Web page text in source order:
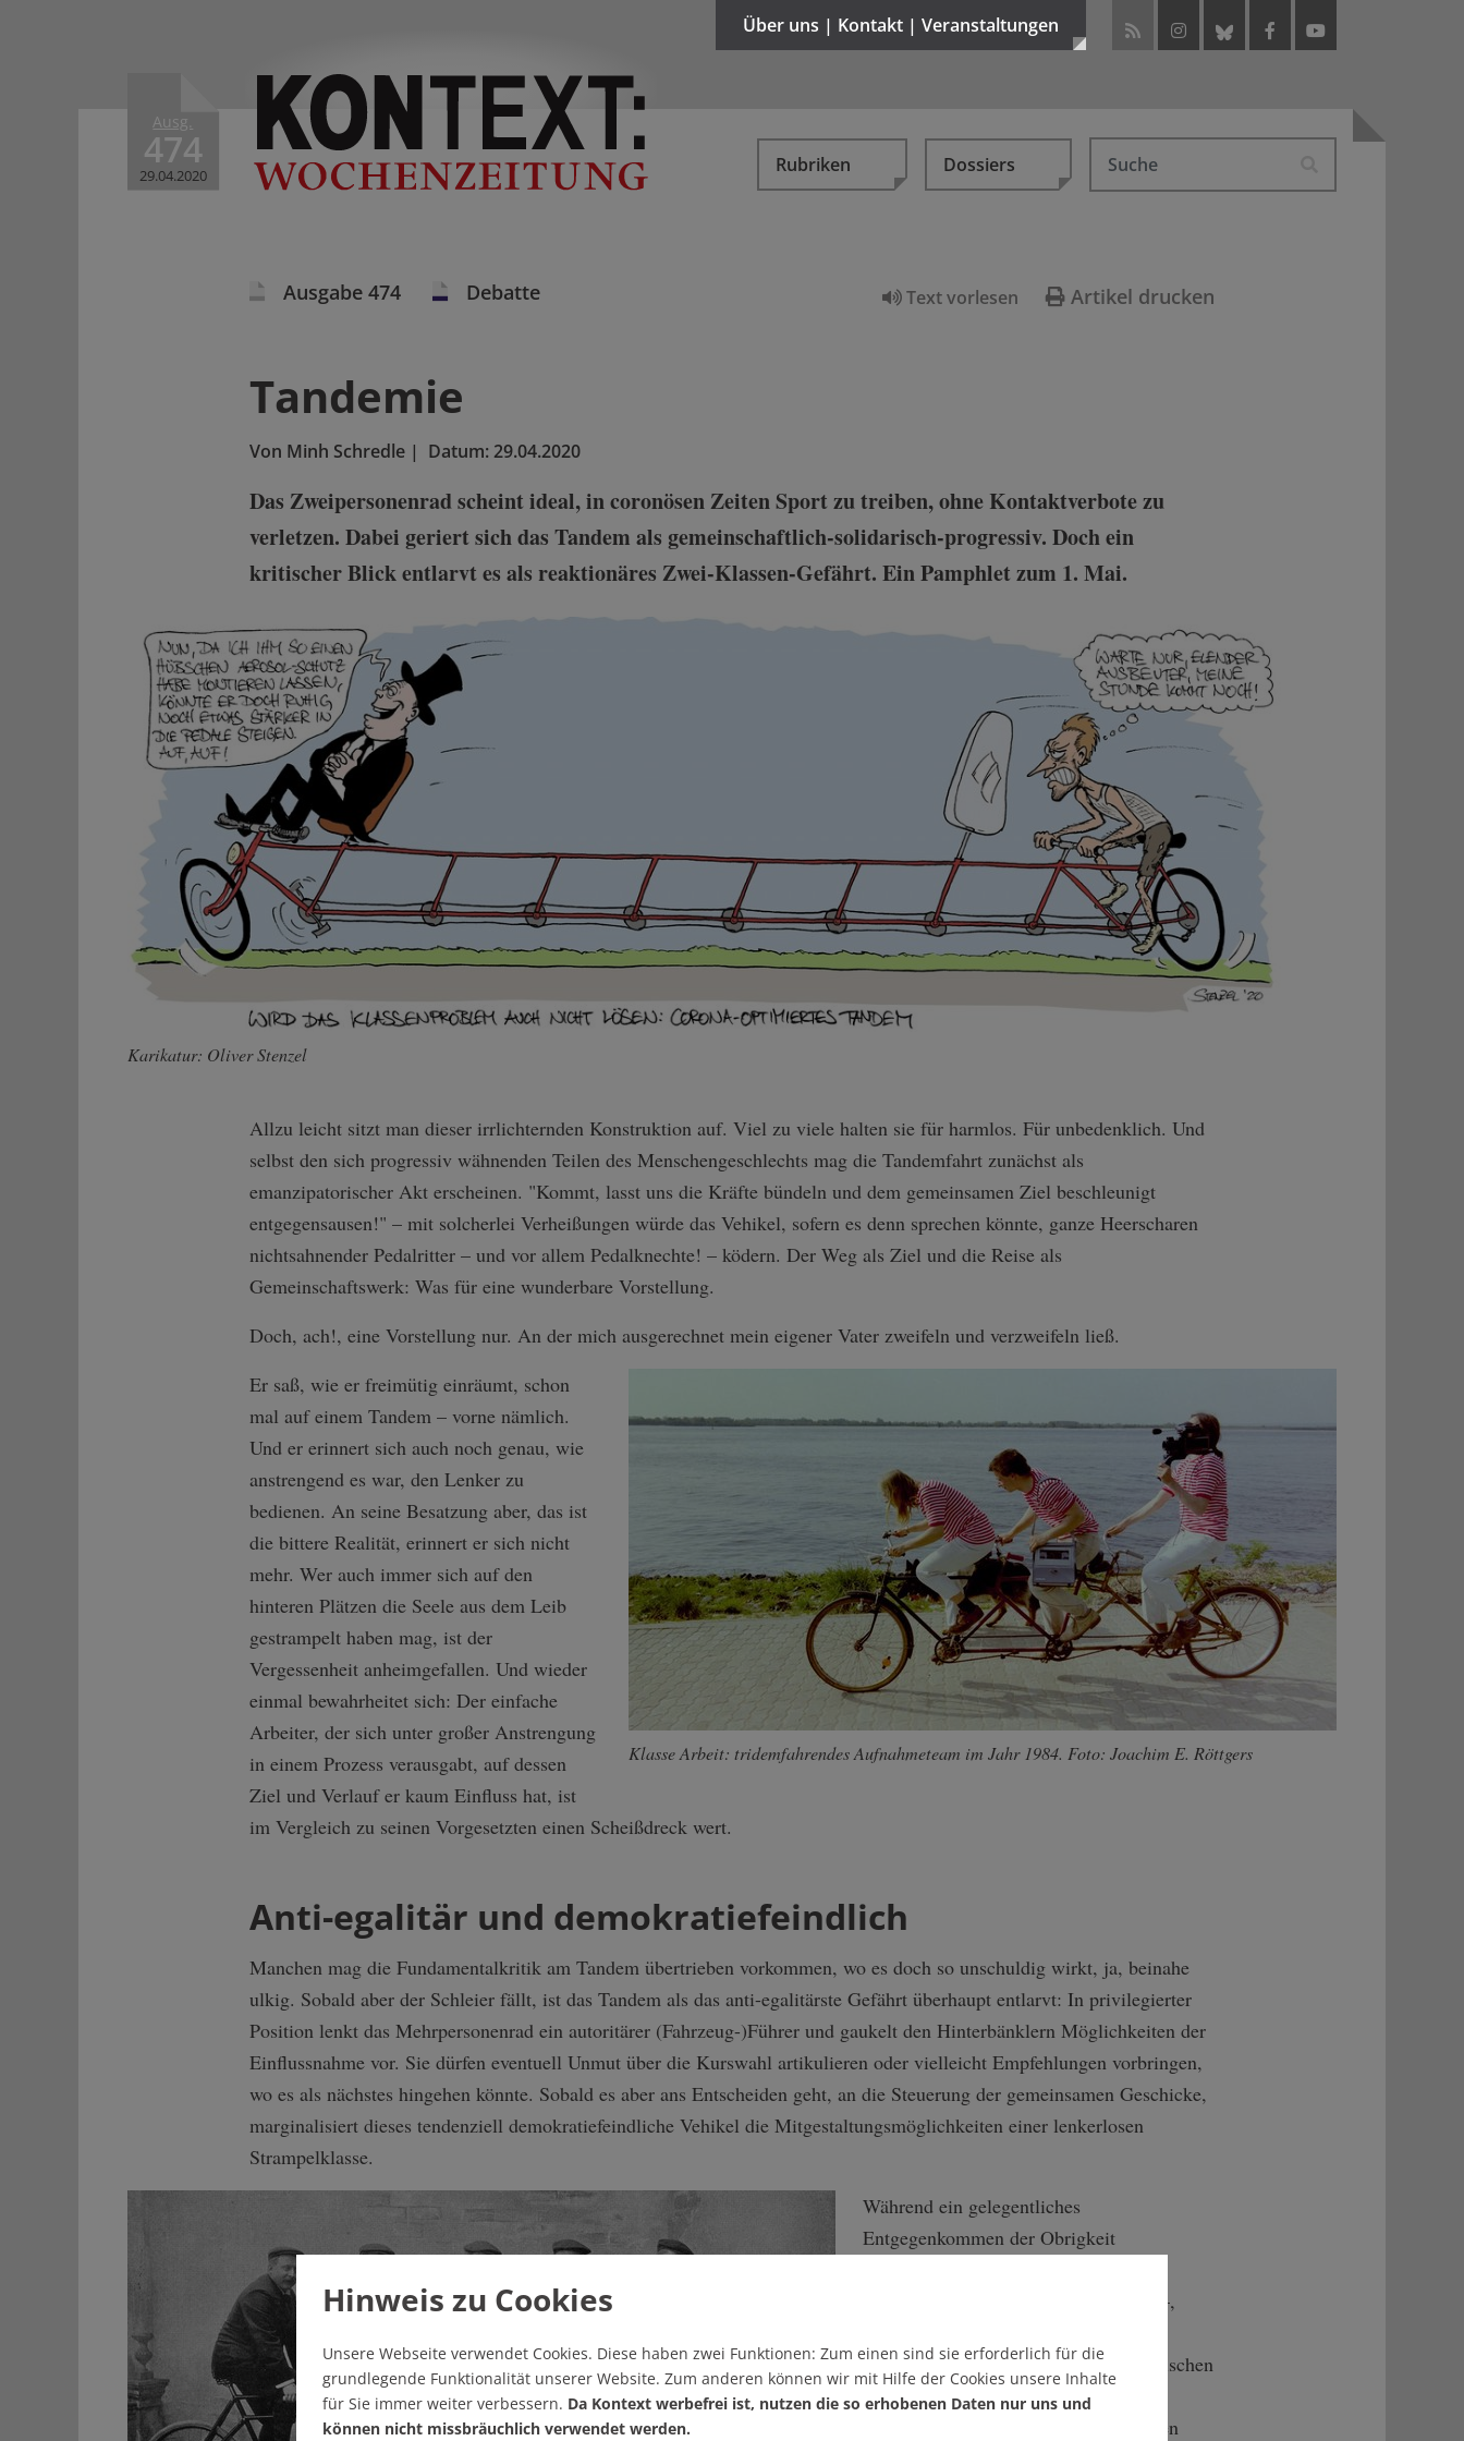
Ausg.
474
29.04.2020
Über uns | Kontakt | Veranstaltungen
Rubriken Dossiers
Text vorlesen Artikel drucken
Ausgabe 474 Debatte
Tandemie
Von Minh Schredle | Datum:29.04.2020
Das Zweipersonenrad scheint ideal, in coronösen Zeiten Sport zu treiben, ohne Kontaktverbote zu
verletzen. Dabei geriert sich das Tandem als gemeinschaftlich-solidarisch-progressiv. Doch ein
kritischer Blick entlarvt es als reaktionäres Zwei-Klassen-Gefährt. Ein Pamphlet zum 1. Mai.
Karikatur: Oliver Stenzel
Allzu leicht sitzt man dieser irrlichternden Konstruktion auf. Viel zu viele halten sie für harmlos. Für unbedenklich. Und
selbst den sich progressiv wähnenden Teilen des Menschengeschlechts mag die Tandemfahrt zunächst als
emanzipatorischer Akt erscheinen. "Kommt, lasst uns die Kräfte bündeln und dem gemeinsamen Ziel beschleunigt
entgegensausen!" – mit solcherlei Verheißungen würde das Vehikel, sofern es denn sprechen könnte, ganze Heerscharen
nichtsahnender Pedalritter – und vor allem Pedalknechte! – ködern. Der Weg als Ziel und die Reise als
Gemeinschaftswerk: Was für eine wunderbare Vorstellung.
Doch, ach!, eine Vorstellung nur. An der mich ausgerechnet mein eigener Vater zweifeln und verzweifeln ließ.
Klasse Arbeit: tridemfahrendes Aufnahmeteam im Jahr 1984. Foto: Joachim E. Röttgers
Er saß, wie er freimütig einräumt, schon
mal auf einem Tandem – vorne nämlich.
Und er erinnert sich auch noch genau, wie
anstrengend es war, den Lenker zu
bedienen. An seine Besatzung aber, das ist
die bittere Realität, erinnert er sich nicht
mehr. Wer auch immer sich auf den
hinteren Plätzen die Seele aus dem Leib
gestrampelt haben mag, ist der
Vergessenheit anheimgefallen. Und wieder
einmal bewahrheitet sich: Der einfache
Arbeiter, der sich unter großer Anstrengung
in einem Prozess verausgabt, auf dessen
Ziel und Verlauf er kaum Einfluss hat, ist
im Vergleich zu seinen Vorgesetzten einen Scheißdreck wert.
Anti-egalitär und demokratiefeindlich
Manchen mag die Fundamentalkritik am Tandem übertrieben vorkommen, wo es doch so unschuldig wirkt, ja, beinahe
ulkig. Sobald aber der Schleier fällt, ist das Tandem als das anti-egalitärste Gefährt überhaupt entlarvt: In privilegierter
Position lenkt das Mehrpersonenrad ein autoritärer (Fahrzeug-)Führer und gaukelt den Hinterbänklern Möglichkeiten der
Einflussnahme vor. Sie dürfen eventuell Unmut über die Kurswahl artikulieren oder vielleicht Empfehlungen vorbringen,
wo es als nächstes hingehen könnte. Sobald es aber ans Entscheiden geht, an die Steuerung der gemeinsamen Geschicke,
marginalisiert dieses tendenziell demokratiefeindliche Vehikel die Mitgestaltungsmöglichkeiten einer lenkerlosen
Strampelklasse.
Während ein gelegentliches
Entgegenkommen der Obrigkeit
Untertanen vom Aufstand abzuhalten –,
auseinanderklaffende Ungleichheit zwischen
Fahrzeugführer und Pedalknecht
notwendigerweise aus den systemischen
Hinweis zu Cookies
Unsere Webseite verwendet Cookies. Diese haben zwei Funktionen: Zum einen sind sie erforderlich für die
grundlegende Funktionalität unserer Website. Zum anderen können wir mit Hilfe der Cookies unsere Inhalte
für Sie immer weiter verbessern. Da Kontext werbefrei ist, nutzen die so erhobenen Daten nur uns und
können nicht missbräuchlich verwendet werden.